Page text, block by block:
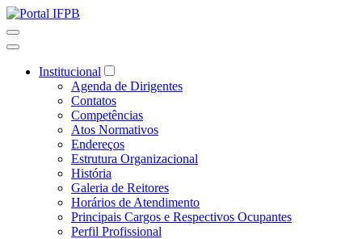
Institucional
Agenda de Dirigentes
Contatos
Competências
Atos Normativos
Endereços
Estrutura Organizacional
História
Galeria de Reitores
Horários de Atendimento
Principais Cargos e Respectivos Ocupantes
Perfil Profissional